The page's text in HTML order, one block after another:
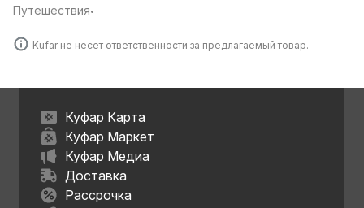
Путешествия•
Kufar не несет ответственности за предлагаемый товар.
Куфар Карта
Куфар Маркет
Куфар Медиа
Доставка
Рассрочка